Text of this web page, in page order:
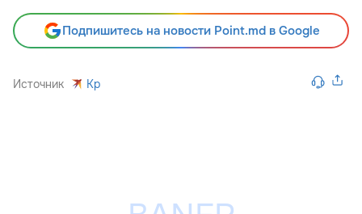
Подпишитесь на новости Point.md в Google
Источник Kp